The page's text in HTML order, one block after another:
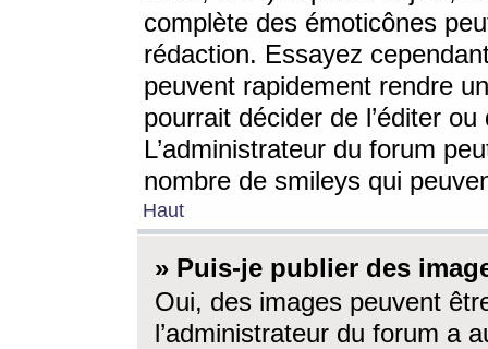
complète des émoticônes
rédaction. Essayez
peuvent rapidement rendre
pourrait décider de l’éditer
L’administrateur du forum
nombre de smileys qui
Haut
» Puis-je publier des
Oui, des images peuvent
l’administrateur du forum a